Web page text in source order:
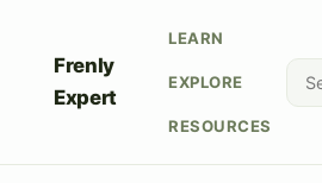
Frenly
Expert
LEARN
EXPLORE
RESOURCES